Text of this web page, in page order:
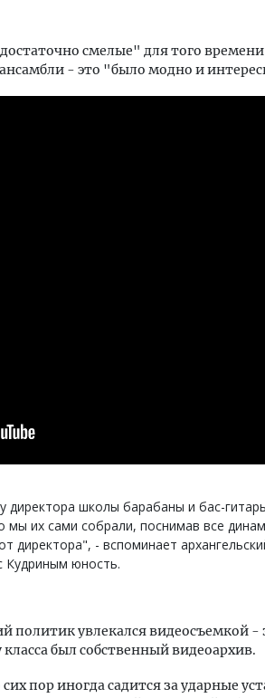
смелые" для того времени
- это "было модно и
директора школы барабаны и бас-
мы их сами собрали, поснимав все
директора", - вспоминает
Кудриным юность.
политик увлекался видеосъемкой
был собственный видеоархив.
пор иногда садится за ударные